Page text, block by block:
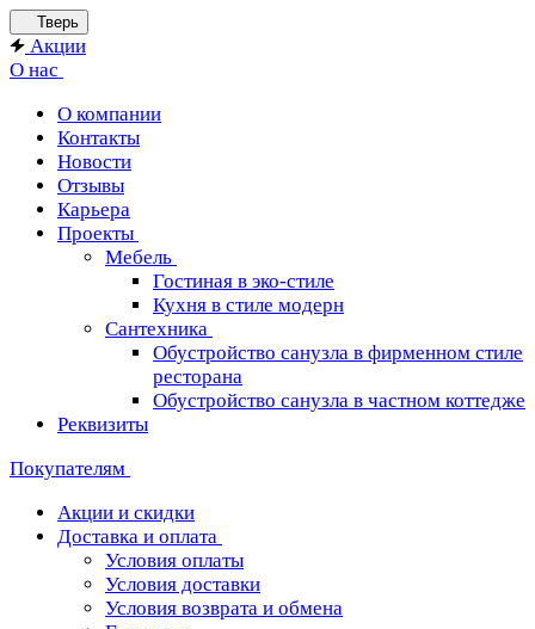
Тверь
Акции
О нас
О компании
Контакты
Новости
Отзывы
Карьера
Проекты
Мебель
Гостиная в эко-стиле
Кухня в стиле модерн
Сантехника
Обустройство санузла в фирменном стиле
ресторана
Обустройство санузла в частном коттедже
Реквизиты
Покупателям
Акции и скидки
Доставка и оплата
Условия оплаты
Условия доставки
Условия возврата и обмена